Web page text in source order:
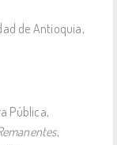
de Antioquia,
Pública,
,